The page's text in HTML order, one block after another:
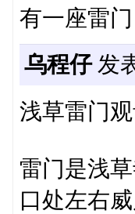
有一座雷
乌程仔发
浅草雷门
雷门是浅
口处左右